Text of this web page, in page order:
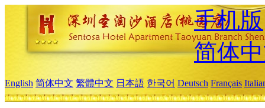
手机版
简体
English 简体中文 繁體中文 日本語 한국어 Deutsch Français